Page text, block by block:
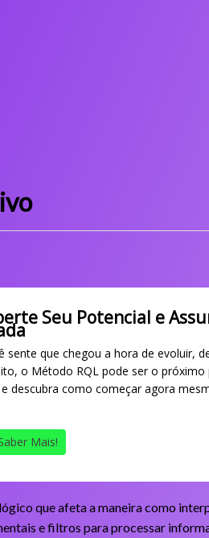
Seu Potencial e
sente que chegou a hora de evoluir,
o Método RQL pode ser o
descubra como começar agora
Mais!
que afeta a maneira como
e filtros para processar